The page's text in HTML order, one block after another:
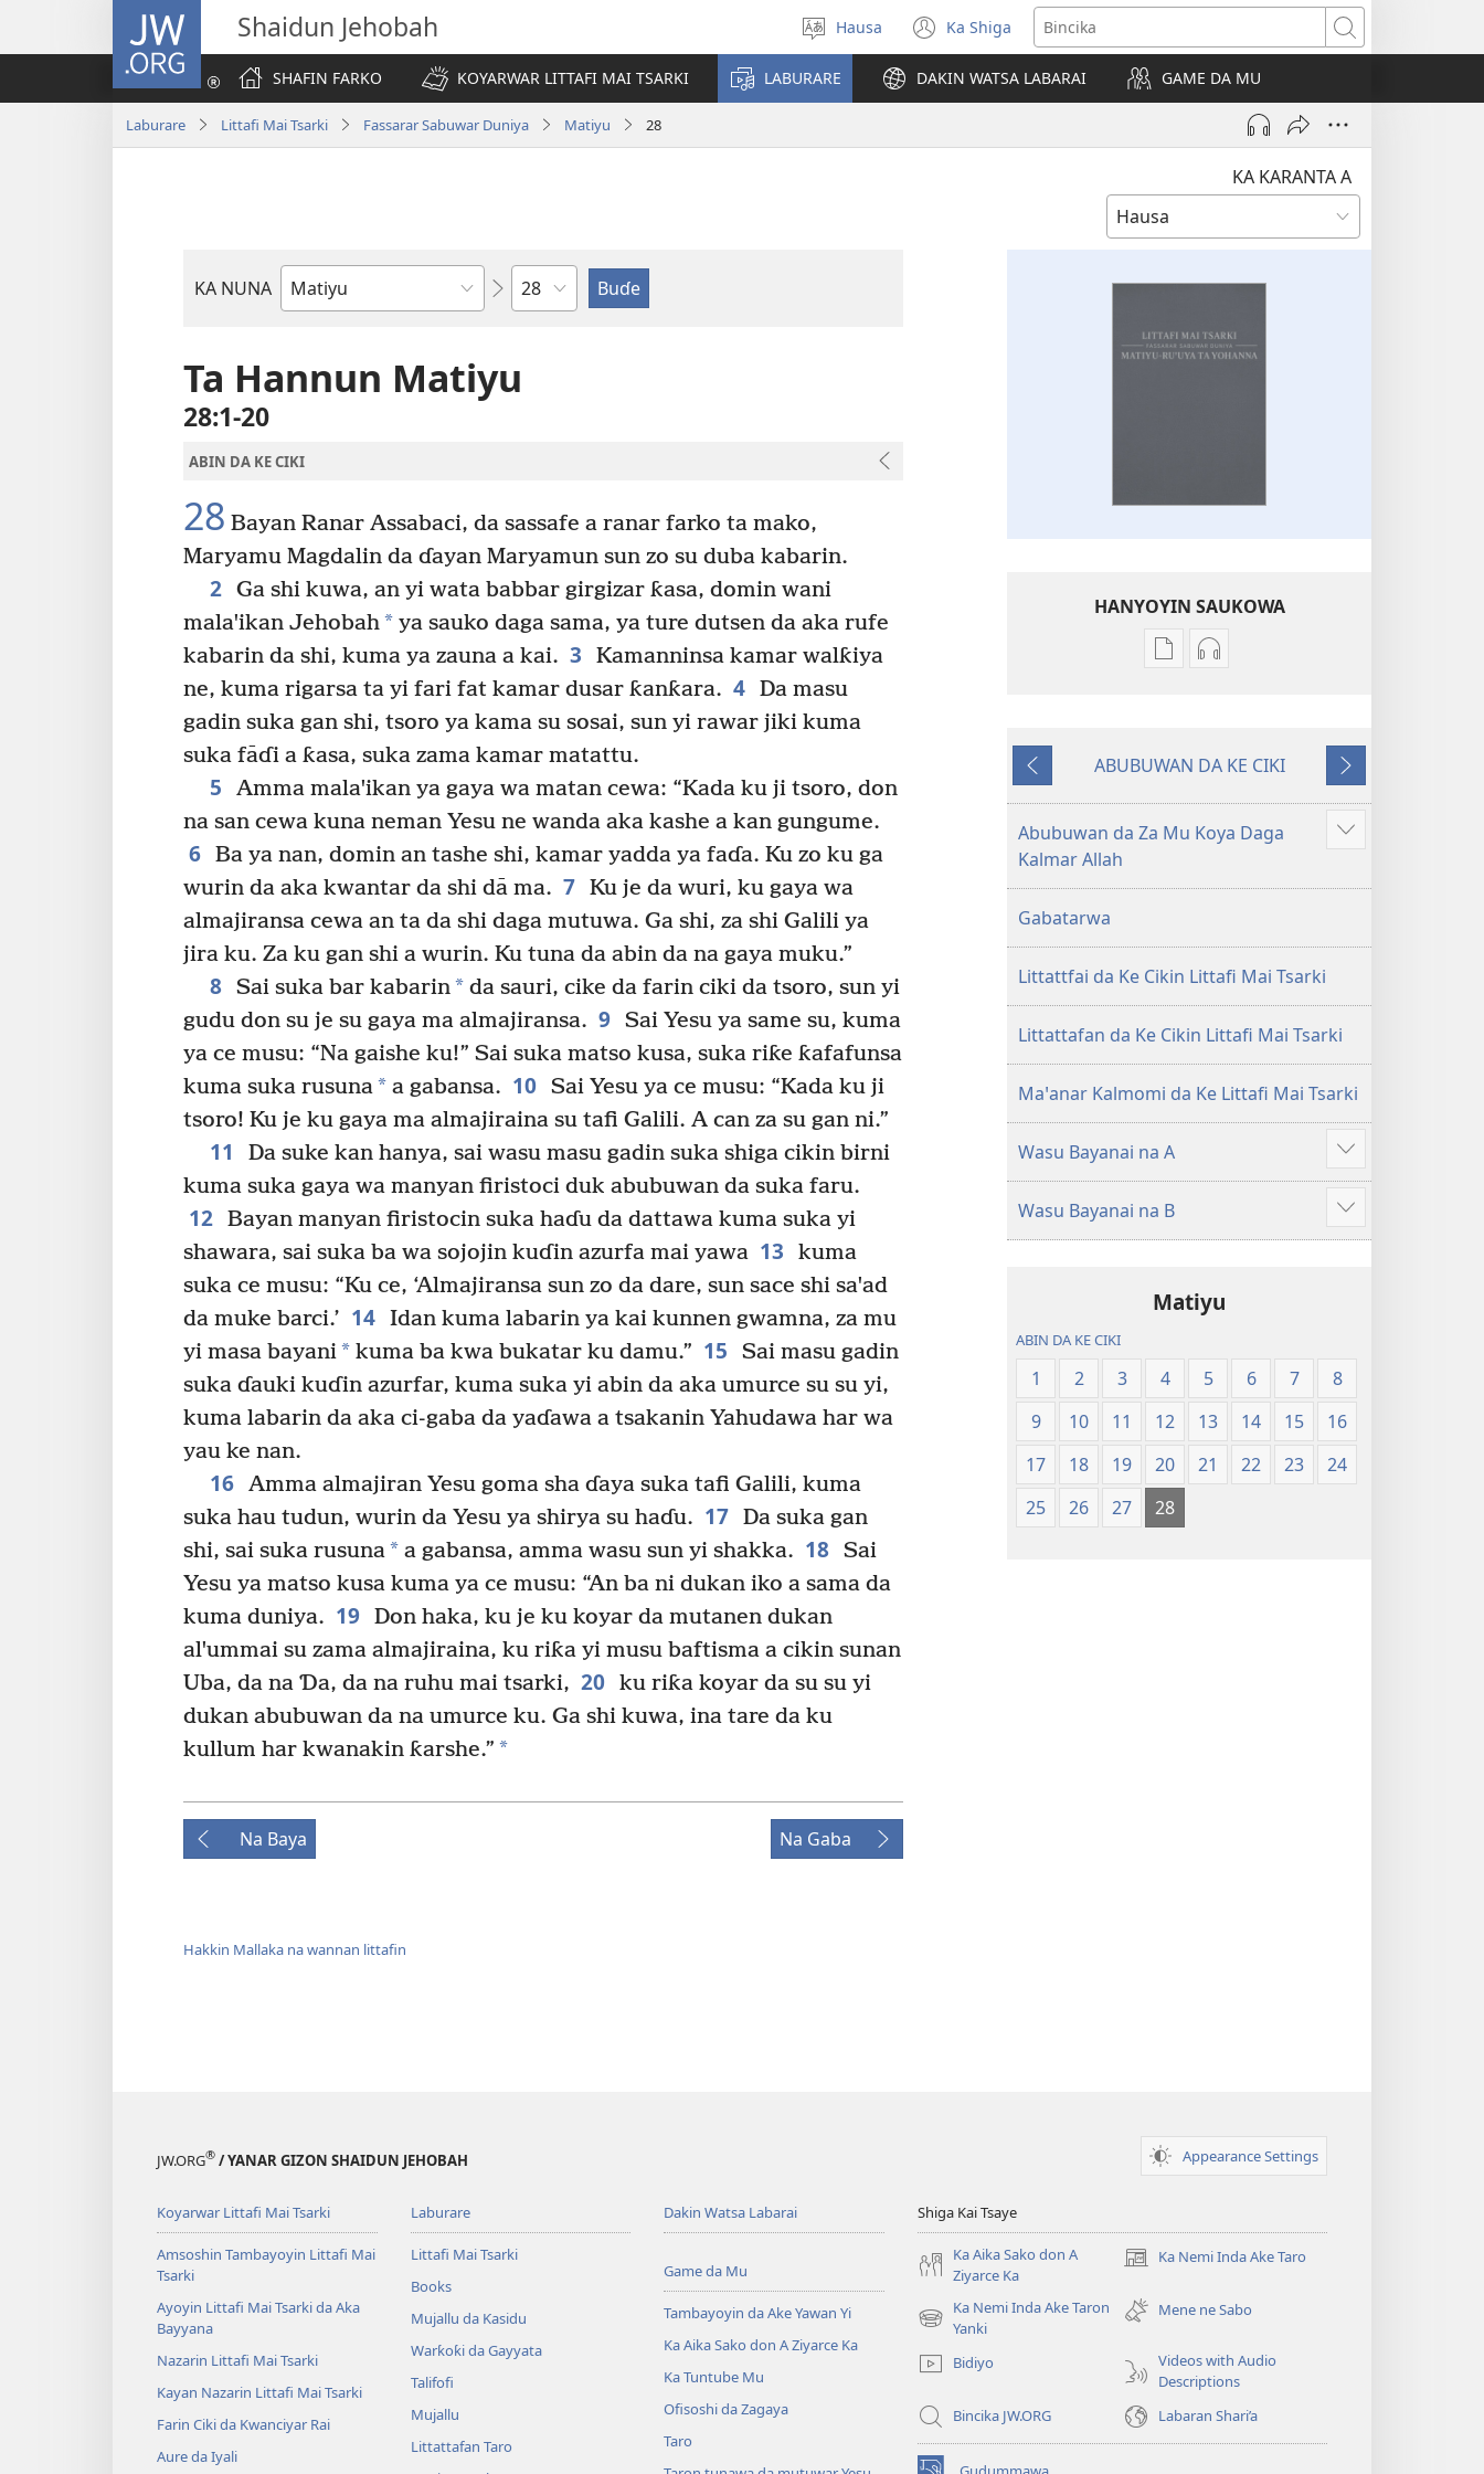
JW.ORG Shaidun Jehobah
Ka
Zabi
Hausa Ka Shiga
(opens
new
window)
Bincika
SHAFIN FARKO
KOYARWAR LITTAFI MAI TSARKI LABURARE DAKIN WATSA LABARAI GAME DA MU
Laburare Littafi Mai Tsarki Fassarar Sabuwar Duniya Matiyu 28
KA KARANTA A
KA NUNA
Littattafan
Tsarki
Babi
Ta Hannun Matiyu
28:1-20
ABIN DA KE CIKI
28 Bayan Ranar Assabaci, da sassafe a ranar farko ta mako,
Maryamu Magdalin da ɗayan Maryamun sun zo su duba kabarin.
2 Ga shi kuwa, an yi wata babbar girgizar ƙasa, domin wani
malaꞌikan Jehobah* ya sauko daga sama, ya ture dutsen da aka rufe
kabarin da shi, kuma ya zauna a kai. 3
Kamanninsa kamar walƙiya
ne, kuma rigarsa ta yi fari fat kamar dusar ƙanƙara. 4 Da masu
gadin suka gan shi, tsoro ya kama su sosai, sun yi rawar jiki kuma
suka fāɗi a ƙasa, suka zama kamar matattu.
5
Amma malaꞌikan ya gaya wa matan cewa: “Kada ku ji tsoro, don
na san cewa kuna neman Yesu ne wanda aka kashe a kan gungume.
6 Ba ya nan, domin an tashe shi, kamar yadda ya faɗa. Ku zo ku ga
wurin da aka kwantar da shi dā ma. 7 Ku je da wuri, ku gaya wa
almajiransa cewa an ta da shi daga mutuwa. Ga shi, za shi Galili ya
jira ku. Za ku gan shi a wurin. Ku tuna da abin da na gaya muku.”
8 Sai suka bar kabarin*da sauri, cike da farin ciki da tsoro, sun yi
gudu don su je su gaya ma almajiransa. 9 Sai Yesu ya same su, kuma
ya ce musu: “Na gaishe ku!” Sai suka matso kusa, suka riƙe ƙafafunsa
kuma suka rusuna* a gabansa. 10 Sai Yesu ya ce musu: “Kada ku ji
tsoro! Ku je ku gaya ma almajiraina su tafi Galili. A can za su gan ni.”
11
Da suke kan hanya, sai wasu masu gadin suka shiga cikin birni
kuma suka gaya wa manyan firistoci duk abubuwan da suka faru.
12 Bayan manyan firistocin suka haɗu da dattawa kuma suka yi
shawara, sai suka ba wa sojojin kuɗin azurfa mai yawa 13
kuma
suka ce musu: “Ku ce, ‘Almajiransa sun zo da dare, sun sace shi saꞌad
da muke barci.’ 14 Idan kuma labarin ya kai kunnen gwamna, za mu
yi masa bayani* kuma ba kwa bukatar ku damu.” 15
Sai masu gadin
suka ɗauki kuɗin azurfar, kuma suka yi abin da aka umurce su su yi,
kuma labarin da aka ci-gaba da yaɗawa a tsakanin Yahudawa har wa
yau ke nan.
16 Amma almajiran Yesu goma sha ɗaya suka tafi Galili, kuma
suka hau tudun, wurin da Yesu ya shirya su haɗu. 17 Da suka gan
shi, sai suka rusuna* a gabansa, amma wasu sun yi shakka. 18 Sai
Yesu ya matso kusa kuma ya ce musu: “An ba ni dukan iko a sama da
kuma duniya. 19 Don haka, ku je ku koyar da mutanen dukan
alꞌummai su zama almajiraina, ku riƙa yi musu baftisma a cikin sunan
Uba, da na Ɗa, da na ruhu mai tsarki, 20 ku riƙa koyar da su su yi
dukan abubuwan da na umurce ku. Ga shi kuwa, ina tare da ku
kullum har kwanakin ƙarshe.” *
Na Baya Na Gaba
Hakkin Mallaka na wannan littafin
HANYOYIN SAUKOWA
Sauko
Mai
—
Fassarar
2013)
Sauko
Mai
Fassarar
2013)
Na
Baya
ABUBUWAN DA KE CIKI
Na
Gaba
Abubuwan da Za Mu Koya Daga
Kalmar Allah
Show
Gabatarwa
Littattfai da Ke Cikin Littafi Mai Tsarki
Littattafan da Ke Cikin Littafi Mai Tsarki
Maꞌanar Kalmomi da Ke Littafi Mai Tsarki
Wasu Bayanai na A
Show
more
Wasu Bayanai na B
Show
more
Matiyu
ABIN DA KE CIKI
1 2 3 4 5 6 7
8
9
10 11 12 13 14 15
16
17
18 19 20 21 22 23
24
25
26 27 28
JW.ORG® / YANAR GIZON SHAIDUN JEHOBAH Appearance Settings
Koyarwar Littafi Mai Tsarki
Amsoshin Tambayoyin Littafi Mai
Tsarki
Ayoyin Littafi Mai Tsarki da Aka
Bayyana
Nazarin Littafi Mai Tsarki
Kayan Nazarin Littafi Mai Tsarki
Farin Ciki da Kwanciyar Rai
Aure da Iyali
Laburare
Littafi Mai Tsarki
Books
Mujallu da Ƙasidu
Warƙoƙi da Gayyata
Talifofi
Mujallu
Littattafan Taro
Dakin Watsa Labarai
Game da Mu
Tambayoyin da Ake Yawan Yi
Ka Aika Sako don A Ziyarce Ka
Ka Tuntube Mu
Ofisoshi da Zagaya
Taro
Shiga Kai Tsaye
Ka Aika Sako don A
Ziyarce Ka
Ka Nemi Inda Ake Taro
(opens
window)
Ka Nemi Inda Ake Taron
Yanki
(opens
window)
Mene ne Sabo
Bidiyo
Videos with Audio
Descriptions
Bincika JW.ORG
Labaran Shari’a